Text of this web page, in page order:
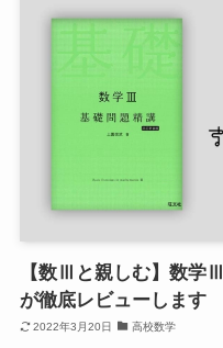
【数Ⅲと親しむ】数学
が徹底レビューします
2022年3月20日 高校数学